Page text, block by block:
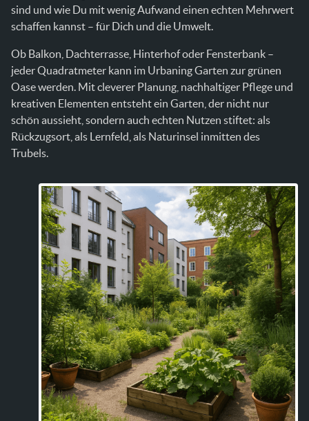
sind und wie Du mit wenig Aufwand einen echten Mehrwert
schaffen kannst – für Dich und die Umwelt.
Ob Balkon, Dachterrasse, Hinterhof oder Fensterbank –
jeder Quadratmeter kann im Urbaning Garten zur grünen
Oase werden. Mit cleverer Planung, nachhaltiger Pflege und
kreativen Elementen entsteht ein Garten, der nicht nur
schön aussieht, sondern auch echten Nutzen stiftet: als
Rückzugsort, als Lernfeld, als Naturinsel inmitten des
Trubels.